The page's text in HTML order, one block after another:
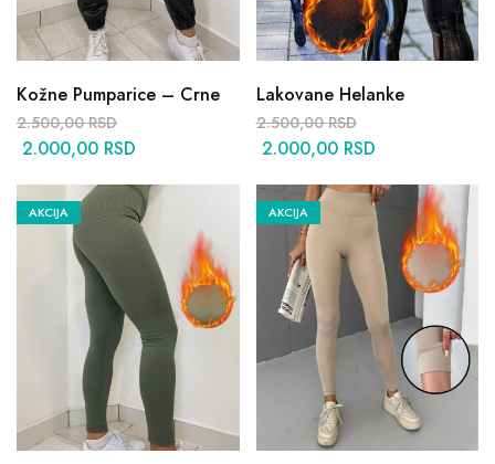
Kožne Pumparice – Crne
2.500,00RSD
2.000,00 RSD
Lakovane Helanke
2.500,00RSD
2.000,00 RSD
AKCIJA AKCIJA